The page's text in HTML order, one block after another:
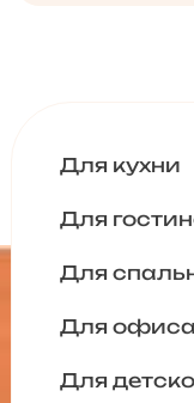
Для кухни
Для
Для
Для офиса
Для